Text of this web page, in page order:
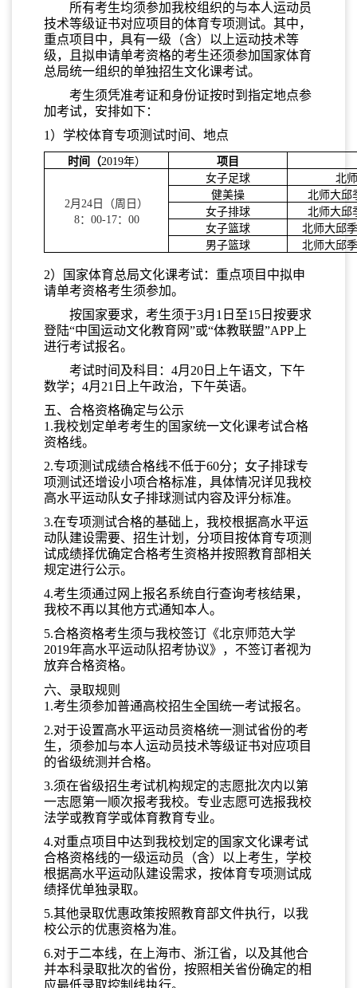
所有考生均须参加我校组织的与本人运动员
技术等级证书对应项目的体育专项测试。其中，
重点项目中，具有一级（含）以上运动技术等
级，且拟申请单考资格的考生还须参加国家体育
总局统一组织的单独招生文化课考试。
考生须凭准考证和身份证按时到指定地点参
加考试，安排如下：
1）学校体育专项测试时间、地点
时间（2019年） 项目
2月24日（周日）
8：00-17：00
女子足球
北
健美操
北师大邱
女子排球
北师大邱
女子篮球
北师大邱
男子篮球
北师大邱
2）国家体育总局文化课考试：重点项目中拟申
请单考资格考生须参加。
按国家要求，考生须于3月1日至15日按要求
登陆“中国运动文化教育网”或“体教联盟”APP上
进行考试报名。
考试时间及科目：4月20 日上午语文，下午
数学；4月21日上午政治，下午英语。
五、合格资格确定与公示
1.我校划定单考考生的国家统一文化课考试合格
资格线。
2.专项测试成绩合格线不低于60分；女子排球专
项测试还增设小项合格标准，具体情况详见我校
高水平运动队女子排球测试内容及评分标准。
3.在专项测试合格的基础上，我校根据高水平运
动队建设需要、招生计划，分项目按体育专项测
试成绩择优确定合格考生资格并按照教育部相关
规定进行公示。
4.考生须通过网上报名系统自行查询考核结果，
我校不再以其他方式通知本人。
5.合格资格考生须与我校签订《北京师范大学
2019年高水平运动队招考协议》，不签订者视为
放弃合格资格。
六、录取规则
1.考生须参加普通高校招生全国统一考试报名。
2.对于设置高水平运动员资格统一测试省份的考
生，须参加与本人运动员技术等级证书对应项目
的省级统测并合格。
3.须在省级招生考试机构规定的志愿批次内以第
一志愿第一顺次报考我校。专业志愿可选报我校
法学或教育学或体育教育专业。
4.对重点项目中达到我校划定的国家文化课考试
合格资格线的一级运动员（含）以上考生，学校
根据高水平运动队建设需求，按体育专项测试成
绩择优单独录取。
5.其他录取优惠政策按照教育部文件执行，以我
校公示的优惠资格为准。
6.对于二本线，在上海市、浙江省，以及其他合
并本科录取批次的省份，按照相关省份确定的相
应最低录取控制线执行。